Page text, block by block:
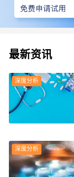
最新资讯
深度分析
深度分析